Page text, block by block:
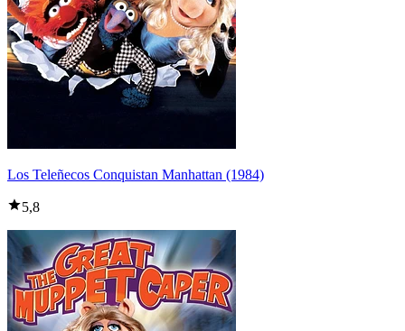
Los Teleñecos Conquistan Manhattan (1984)
5,8